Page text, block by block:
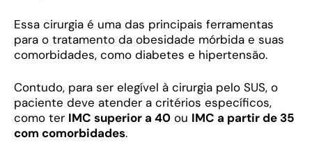
Essa cirurgia é uma das principais ferramentas
para o tratamento da obesidade mórbida e suas
comorbidades, como diabetes e hipertensão.
Contudo, para ser elegível à cirurgia pelo SUS, o
paciente deve atender a critérios específicos,
como ter IMC superior a 40 ou IMC a partir de 35
com comorbidades.